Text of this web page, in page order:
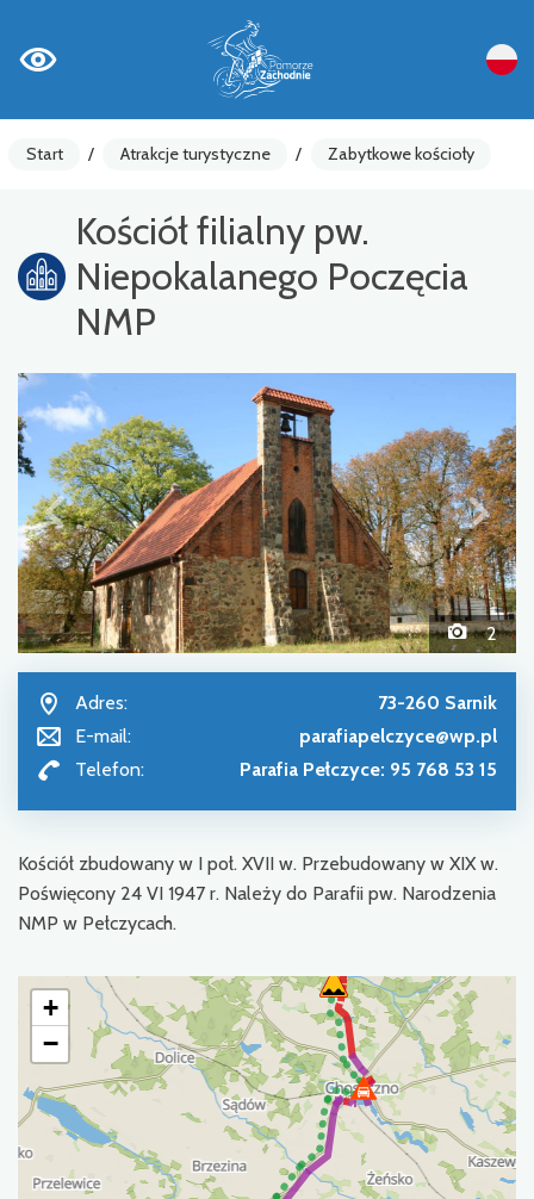
Start / Atrakcje turystyczne / Zabytkowe kościoły
Kościół filialny pw.
Niepokalanego Poczęcia
NMP
2
Adres:
73-260 Sarnik
E-mail:
parafiapelczyce@wp.pl
Telefon:
Parafia Pełczyce: 95 768 53 15
Kościół zbudowany w I poł. XVII w. Przebudowany w XIX w.
Poświęcony 24 VI 1947 r. Należy do Parafii pw. Narodzenia
NMP w Pełczycach.
+
−